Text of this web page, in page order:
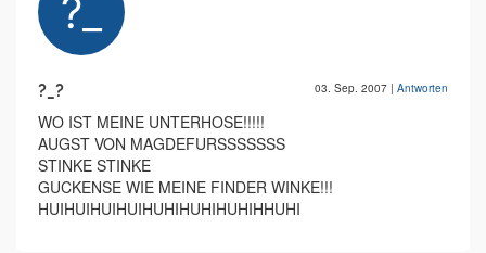
?_? 03. Sep. 2007 | Antworten
WO IST MEINE UNTERHOSE!!!!!
AUGST VON MAGDEFURSSSSSSS
STINKE STINKE
GUCKENSE WIE MEINE FINDER WINKE!!!
HUIHUIHUIHUIHUHIHUHIHUHIHHUHI